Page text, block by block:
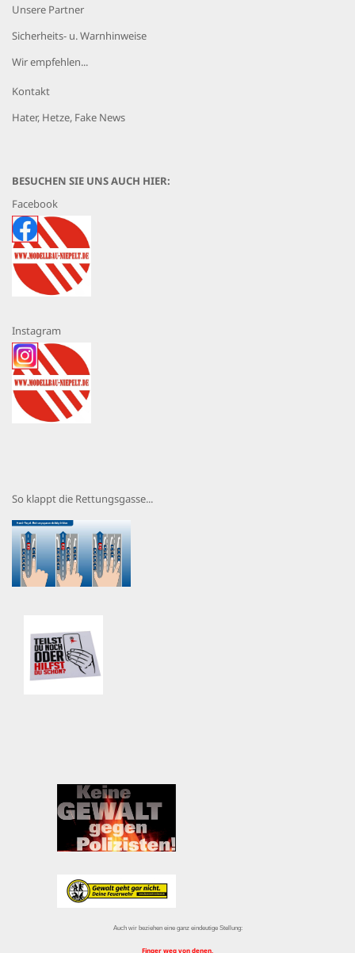
Unsere Partner
Sicherheits- u. Warnhinweise
Wir empfehlen...
Kontakt
Hater, Hetze, Fake News
BESUCHEN SIE UNS AUCH HIER:
Facebook
Instagram
So klappt die Rettungsgasse...
Auch wir beziehen eine ganz eindeutige Stellung:
Finger weg von denen,